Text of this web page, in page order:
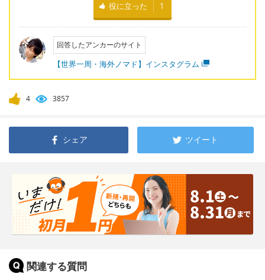
役に立った 1
回答したアンカーのサイト
【世界一周・海外ノマド】インスタグラム
4 3857
シェア ツイート
関連する質問